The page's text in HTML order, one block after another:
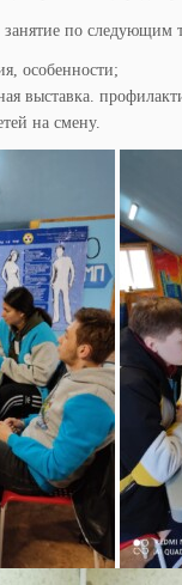
по следующим
особенности;
выставка.
на смену.